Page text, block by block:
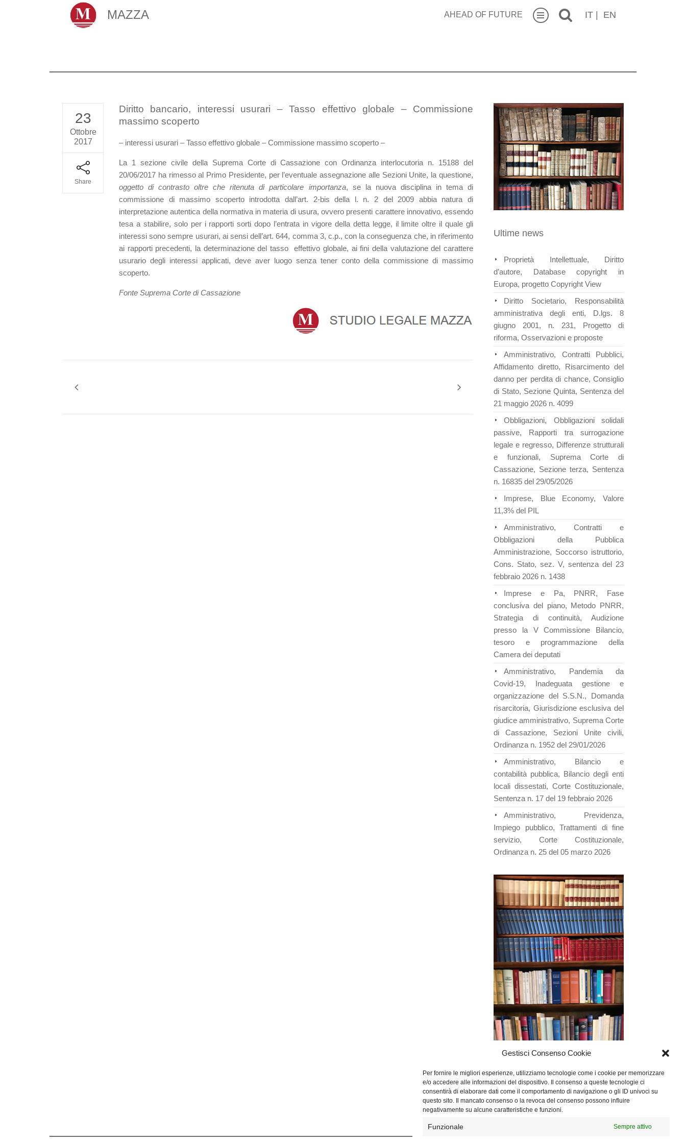
Gestisci Consenso Cookie
Per fornire le migliori esperienze, utilizziamo tecnologie come i cookie per memorizzare
e/o accedere alle informazioni del dispositivo. Il consenso a queste tecnologie ci
consentirà di elaborare dati come il comportamento di navigazione o gli ID univoci su
questo sito. Il mancato consenso o la revoca del consenso possono influire
negativamente su alcune caratteristiche e funzioni.
Funzionale Sempre attivo
MAZZA AHEAD OF FUTURE IT | EN
23
Ottobre
2017
Share
Diritto bancario, interessi usurari – Tasso effettivo globale – Commissione
massimo scoperto
– interessi usurari – Tasso effettivo globale – Commissione massimo scoperto –
La 1 sezione civile della Suprema Corte di Cassazione con Ordinanza interlocutoria n. 15188 del
20/06/2017 ha rimesso al Primo Presidente, per l’eventuale assegnazione alle Sezioni Unite, la questione,
oggetto di contrasto oltre che ritenuta di particolare importanza, se la nuova disciplina in tema di
commissione di massimo scoperto introdotta dall’art. 2-bis della l. n. 2 del 2009 abbia natura di
interpretazione autentica della normativa in materia di usura, ovvero presenti carattere innovativo, essendo
tesa a stabilire, solo per i rapporti sorti dopo l’entrata in vigore della detta legge, il limite oltre il quale gli
interessi sono sempre usurari, ai sensi dell’art. 644, comma 3, c.p., con la conseguenza che, in riferimento
ai rapporti precedenti, la determinazione del tasso effettivo globale, ai fini della valutazione del carattere
usurario degli interessi applicati, deve aver luogo senza tener conto della commissione di massimo
scoperto.
Fonte Suprema Corte di Cassazione
Ultime news
Proprietà Intellettuale, Diritto
d’autore, Database copyright in
Europa, progetto Copyright View
Diritto Societario, Responsabilità
amministrativa degli enti, D.lgs. 8
giugno 2001, n. 231, Progetto di
riforma, Osservazioni e proposte
Amministrativo, Contratti Pubblici,
Affidamento diretto, Risarcimento del
danno per perdita di chance, Consiglio
di Stato, Sezione Quinta, Sentenza del
21 maggio 2026 n. 4099
Obbligazioni, Obbligazioni solidali
passive, Rapporti tra surrogazione
legale e regresso, Differenze strutturali
e funzionali, Suprema Corte di
Cassazione, Sezione terza, Sentenza
n. 16835 del 29/05/2026
Imprese, Blue Economy, Valore
11,3% del PIL
Amministrativo, Contratti e
Obbligazioni della Pubblica
Amministrazione, Soccorso istruttorio,
Cons. Stato, sez. V, sentenza del 23
febbraio 2026 n. 1438
Imprese e Pa, PNRR, Fase
conclusiva del piano, Metodo PNRR,
Strategia di continuità, Audizione
presso la V Commissione Bilancio,
tesoro e programmazione della
Camera dei deputati
Amministrativo, Pandemia da
Covid-19, Inadeguata gestione e
organizzazione del S.S.N., Domanda
risarcitoria, Giurisdizione esclusiva del
giudice amministrativo, Suprema Corte
di Cassazione, Sezioni Unite civili,
Ordinanza n. 1952 del 29/01/2026
Amministrativo, Bilancio e
contabilità pubblica, Bilancio degli enti
locali dissestati, Corte Costituzionale,
Sentenza n. 17 del 19 febbraio 2026
Amministrativo, Previdenza,
Impiego pubblico, Trattamenti di fine
servizio, Corte Costituzionale,
Ordinanza n. 25 del 05 marzo 2026